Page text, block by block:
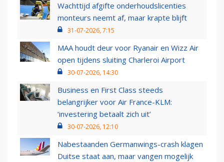
Wachttijd afgifte onderhoudslicenties
monteurs neemt af, maar krapte blijft
31-07-2026, 7:15
MAA houdt deur voor Ryanair en Wizz Air
open tijdens sluiting Charleroi Airport
30-07-2026, 14:30
Business en First Class steeds
belangrijker voor Air France-KLM:
‘investering betaalt zich uit’
30-07-2026, 12:10
Nabestaanden Germanwings-crash klagen
Duitse staat aan, maar vangen mogelijk